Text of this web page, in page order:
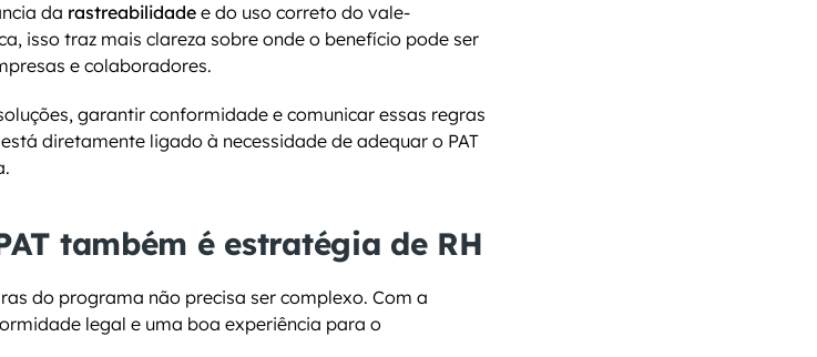
da rastreabilidade e do uso correto do vale-
isso traz mais clareza sobre onde o benefício pode ser
e colaboradores.
garantir conformidade e comunicar essas regras
diretamente ligado à necessidade de adequar o PAT
também é estratégia de RH
do programa não precisa ser complexo. Com a
legal e uma boa experiência para o